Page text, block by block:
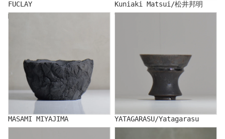
FUCLAY
Kuniaki Matsui/松井邦明
MASAMI MIYAJIMA
MASAMI MIYAJIMA
YATAGARASU/Yatagarasu
YATAGARASU/Yatagarasu